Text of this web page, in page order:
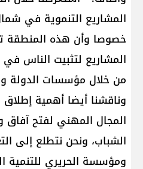
المشاريع التنموية في
خصوصا وأن هذه المنطقة
المشاريع لتثبيت الناس
من خلال مؤسسات الدولة
وناقشنا أيضا أهمية
المجال المهني لفتح
الشباب، ونحن نتطلع إلى
ومؤسسة الحريري للتنمية